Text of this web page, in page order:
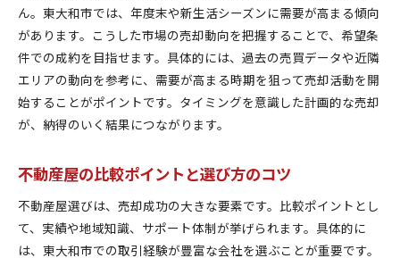
ん。東大和市では、年度末や新生活シーズンに需要が高まる傾向
があります。こうした市場の売却動向を把握することで、希望条
件での成約を目指せます。具体的には、過去の売買データや近隣
エリアの動向を参考に、需要が高まる時期を狙って売却活動を開
始することがポイントです。タイミングを意識した計画的な売却
が、納得のいく結果につながります。
不動産屋の比較ポイントと選び方のコツ
不動産屋選びは、売却成功の大きな要素です。比較ポイントとし
て、実績や地域知識、サポート体制が挙げられます。具体的に
は、東大和市での取引経験が豊富な会社を選ぶことが重要です。